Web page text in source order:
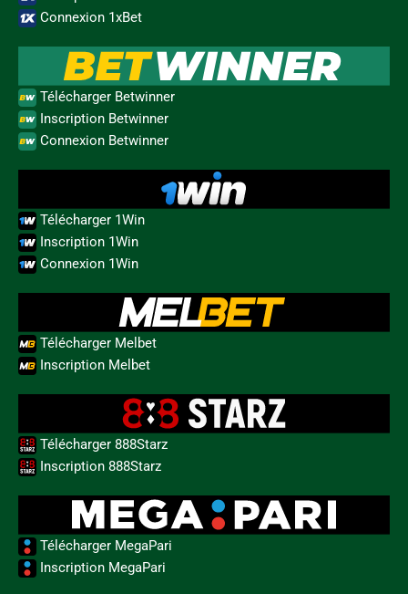
Connexion 1xBet
Télécharger Betwinner
Inscription Betwinner
Connexion Betwinner
Télécharger 1Win
Inscription 1Win
Connexion 1Win
Télécharger Melbet
Inscription Melbet
Télécharger 888Starz
Inscription 888Starz
Télécharger MegaPari
Inscription MegaPari